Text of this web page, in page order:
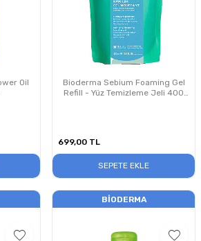
Oil
Bioderma Sebium Foaming Gel
Refill - Yüz Temizleme Jeli 400
699,00 TL
SEPETE EKLE
BIODERMA